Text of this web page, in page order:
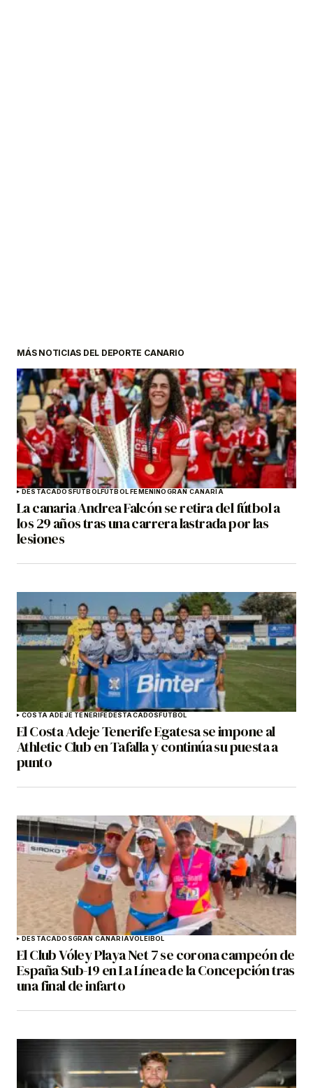
MÁS NOTICIAS DEL DEPORTE CANARIO
DESTACADOSFÚTBOLFÚTBOL FEMENINOGRAN CANARIA
La canaria Andrea Falcón se retira del fútbol a
los 29 años tras una carrera lastrada por las
lesiones
COSTA ADEJE TENERIFEDESTACADOSFÚTBOL
El Costa Adeje Tenerife Egatesa se impone al
Athletic Club en Tafalla y continúa su puesta a
punto
DESTACADOSGRAN CANARIAVOLEIBOL
El Club Vóley Playa Net 7 se corona campeón de
España Sub-19 en La Línea de la Concepción tras
una final de infarto